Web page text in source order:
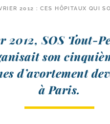
2012 : CES HÔPITAUX QUI
2012, SOS Tout-​
son
d’a­vor­te­ment
à Paris.